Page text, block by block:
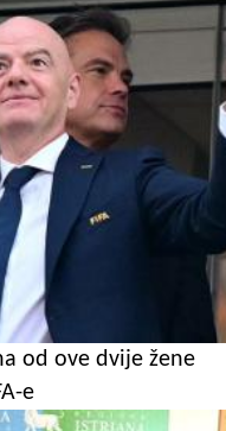
od ove dvije žene
e